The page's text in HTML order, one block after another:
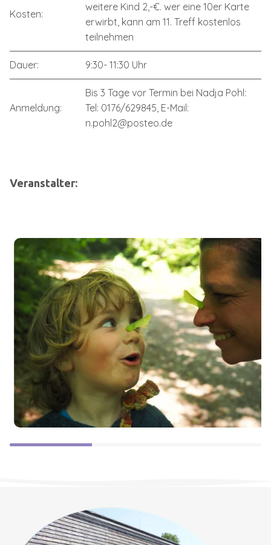
Kosten:
weitere Kind 2,-€. wer eine 10er Karte
erwirbt, kann am 11. Treff kostenlos
teilnehmen
Dauer: 9:30- 11:30 Uhr
Anmeldung:
Bis 3 Tage vor Termin bei Nadja Pohl:
Tel: 0176/629845, E-Mail:
n.pohl2@posteo.de
Veranstalter: